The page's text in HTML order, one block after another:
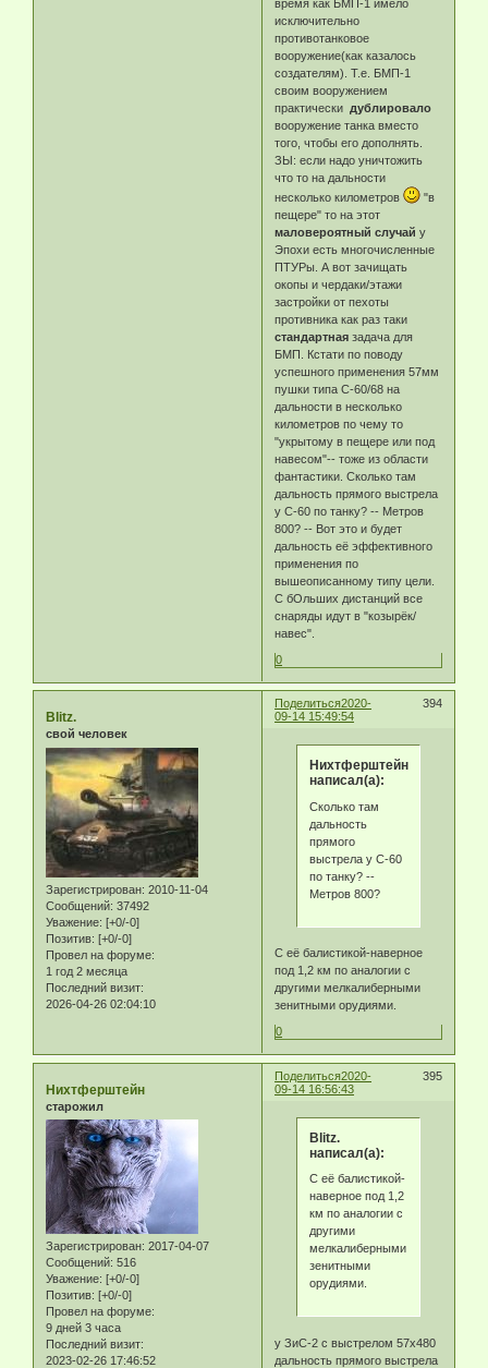
время как БМП-1 имело
исключительно
противотанковое
вооружение(как казалось
создателям). Т.е. БМП-1
своим вооружением
практически дублировало
вооружение танка вместо
того, чтобы его дополнять.
ЗЫ: если надо уничтожить
что то на дальности
несколько километров
"в
пещере" то на этот
маловероятный случай у
Эпохи есть многочисленные
ПТУРы. А вот зачищать
окопы и чердаки/этажи
застройки от пехоты
противника как раз таки
стандартная задача для
БМП. Кстати по поводу
успешного применения 57мм
пушки типа С-60/68 на
дальности в несколько
километров по чему то
"укрытому в пещере или под
навесом"-- тоже из области
фантастики. Сколько там
дальность прямого выстрела
у С-60 по танку? -- Метров
800? -- Вот это и будет
дальность её эффективного
применения по
вышеописанному типу цели.
С бОльших дистанций все
снаряды идут в "козырёк/
навес".
0
Поделиться 394
2020-
09-14 15:49:54
Blitz.
свой человек
Зарегистрирован: 2010-11-04
Сообщений: 37492
Уважение: [+0/-0]
Позитив: [+0/-0]
Провел на форуме:
1 год 2 месяца
Последний визит:
2026-04-26 02:04:10
Нихтферштейн
написал(а):
Сколько там
дальность
прямого
выстрела у С-60
по танку? --
Метров 800?
С её балистикой-наверное
под 1,2 км по аналогии с
другими мелкалиберными
зенитными орудиями.
0
Поделиться 395
2020-
09-14 16:56:43
Нихтферштейн
старожил
Зарегистрирован: 2017-04-07
Сообщений: 516
Уважение: [+0/-0]
Позитив: [+0/-0]
Провел на форуме:
9 дней 3 часа
Последний визит:
2023-02-26 17:46:52
Blitz.
написал(а):
С её балистикой-
наверное под 1,2
км по аналогии с
другими
мелкалиберными
зенитными
орудиями.
у ЗиС-2 с выстрелом 57х480
дальность прямого выстрела